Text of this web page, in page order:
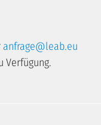
anfrage@leab.eu
Verfügung.